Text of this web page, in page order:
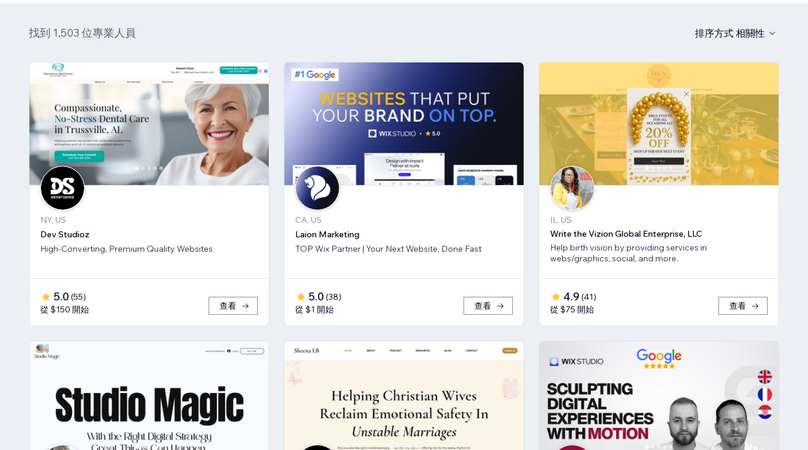
找到 1,503 位專業人員 排序方式 相關性
NY, US
Dev Studioz
High-Converting, Premium Quality Websites
5.0 (55)
從 $150 開始
查看
CA, US
Laion Marketing
TOP Wix Partner | Your Next Website, Done Fast
5.0 (38)
從 $1 開始
查看
IL, US
Write the Vizion Global Enterprise, LLC
Help birth vision by providing services in
webs/graphics, social, and more.
4.9 (41)
從 $75 開始
查看